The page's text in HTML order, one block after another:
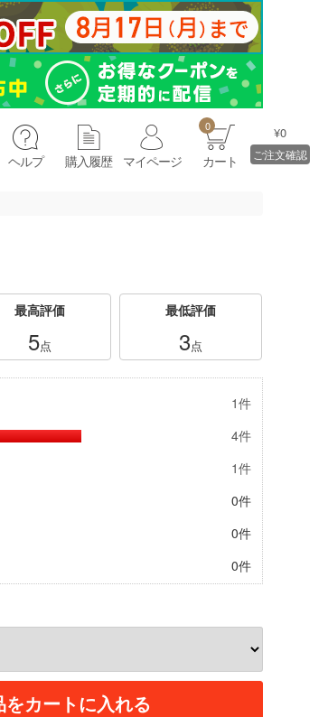
ヘルプ 購入履歴 マイページ
0
カート
¥0
ご注文確認
最高評価
5点
最低評価
3点
1件
4件
1件
0件
0件
0件
をカートに入れる